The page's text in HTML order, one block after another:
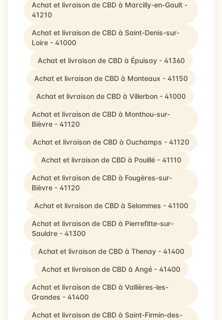
Achat et livraison de CBD à Marcilly-en-Gault -
41210
Achat et livraison de CBD à Saint-Denis-sur-
Loire - 41000
Achat et livraison de CBD à Épuisay - 41360
Achat et livraison de CBD à Monteaux - 41150
Achat et livraison de CBD à Villerbon - 41000
Achat et livraison de CBD à Monthou-sur-
Bièvre - 41120
Achat et livraison de CBD à Ouchamps - 41120
Achat et livraison de CBD à Pouillé - 41110
Achat et livraison de CBD à Fougères-sur-
Bièvre - 41120
Achat et livraison de CBD à Selommes - 41100
Achat et livraison de CBD à Pierrefitte-sur-
Sauldre - 41300
Achat et livraison de CBD à Thenay - 41400
Achat et livraison de CBD à Angé - 41400
Achat et livraison de CBD à Vallières-les-
Grandes - 41400
Achat et livraison de CBD à Saint-Firmin-des-